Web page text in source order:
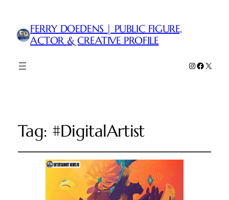
FERRY DOEDENS | PUBLIC FIGURE,
ACTOR & CREATIVE PROFILE
Instagram
Facebook
X
Tag: #DigitalArtist